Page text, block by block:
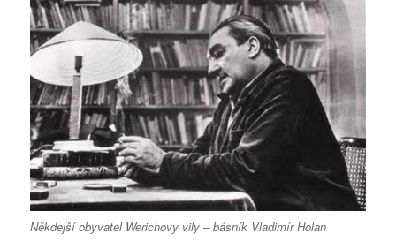
Někdejší obyvatel Werichovy vily – básník Vladimír Holan